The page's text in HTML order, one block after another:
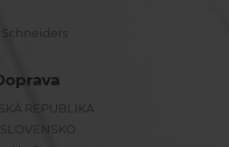
Schneiders
REPUBLIKA